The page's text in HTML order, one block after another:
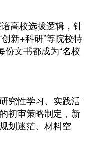
高校选拔逻辑，针
新+科研”等院校特
文书都成为“名校
性学习、实践活
初审策略制定，新
划迷茫、材料空